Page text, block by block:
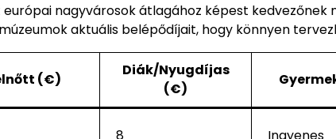
nagyvárosok átlagához képest
aktuális belépődíjait, hogy könnyen
(€)
Diák/Nyugdíjas
(€)